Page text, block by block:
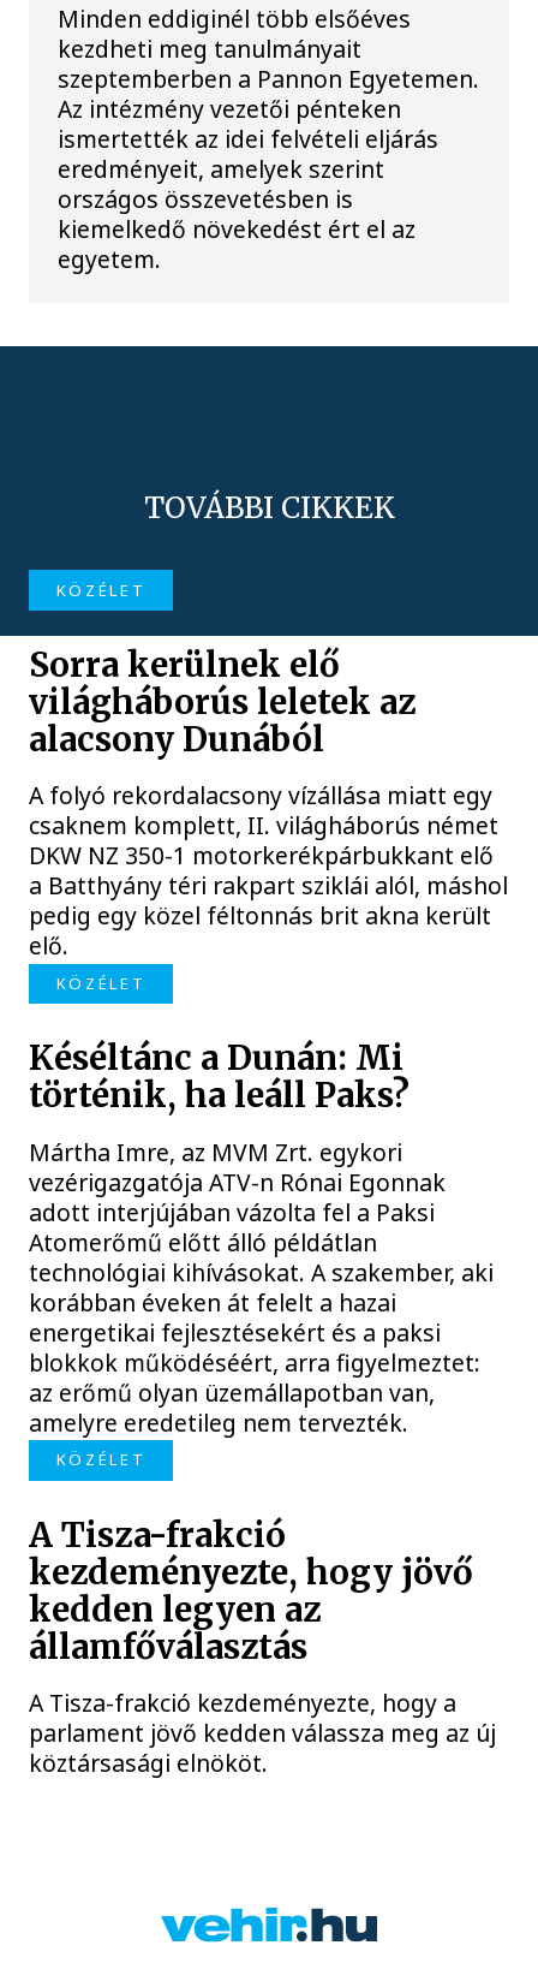
Minden eddiginél több elsőéves
kezdheti meg tanulmányait
szeptemberben a Pannon Egyetemen.
Az intézmény vezetői pénteken
ismertették az idei felvételi eljárás
eredményeit, amelyek szerint
országos összevetésben is
kiemelkedő növekedést ért el az
egyetem.
TOVÁBBI CIKKEK
KÖZÉLET
Sorra kerülnek elő
világháborús leletek az
alacsony Dunából
A folyó rekordalacsony vízállása miatt egy
csaknem komplett, II. világháborús német
DKW NZ 350-1 motorkerékpárbukkant elő
a Batthyány téri rakpart sziklái alól, máshol
pedig egy közel féltonnás brit akna került
elő.
KÖZÉLET
Késéltánc a Dunán: Mi
történik, ha leáll Paks?
Mártha Imre, az MVM Zrt. egykori
vezérigazgatója ATV-n Rónai Egonnak
adott interjújában vázolta fel a Paksi
Atomerőmű előtt álló példátlan
technológiai kihívásokat. A szakember, aki
korábban éveken át felelt a hazai
energetikai fejlesztésekért és a paksi
blokkok működéséért, arra figyelmeztet:
az erőmű olyan üzemállapotban van,
amelyre eredetileg nem tervezték.
KÖZÉLET
A Tisza-frakció
kezdeményezte, hogy jövő
kedden legyen az
államfőválasztás
A Tisza-frakció kezdeményezte, hogy a
parlament jövő kedden válassza meg az új
köztársasági elnököt.